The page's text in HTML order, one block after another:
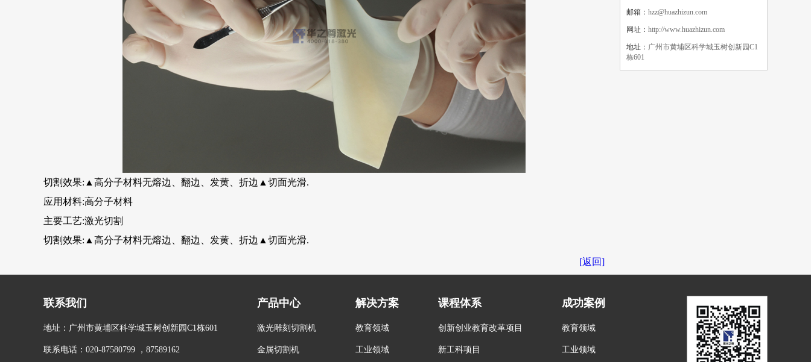
切割效果:▲高分子材料无熔边、翻边、发黄、折边▲切面光滑.
应用材料:高分子材料
主要工艺:激光切割
切割效果:▲高分子材料无熔边、翻边、发黄、折边▲切面光滑.
[返回]
邮箱： hzz@huazhizun.com
网址： http://www.huazhizun.com
地址： 广州市黄埔区科学城玉树创新园C1
栋601
联系我们
地址：广州市黄埔区科学城玉树创新园C1栋601
联系电话：020-87580799 ，87589162
产品中心
激光雕刻切割机
金属切割机
解决方案
教育领域
工业领域
课程体系
创新创业教育改革项目
新工科项目
成功案例
教育领域
工业领域